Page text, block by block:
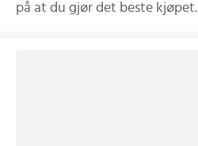
på at du gjør det beste kjøpet.